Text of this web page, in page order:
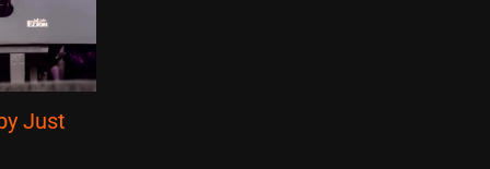
Just